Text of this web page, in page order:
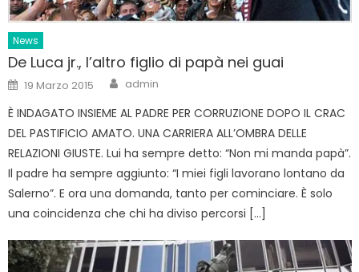
News
De Luca jr., l’altro figlio di papà nei guai
Posted
on
19 Marzo 2015 Author
admin
È INDAGATO INSIEME AL PADRE PER CORRUZIONE DOPO IL CRAC
DEL PASTIFICIO AMATO. UNA CARRIERA ALL’OMBRA DELLE
RELAZIONI GIUSTE. Lui ha sempre detto: “Non mi manda papà”.
Il padre ha sempre aggiunto: “I miei figli lavorano lontano da
Salerno”. E ora una domanda, tanto per cominciare. È solo
una coincidenza che chi ha diviso percorsi […]